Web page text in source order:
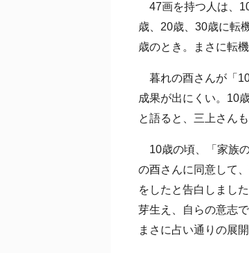
47画を持つ人は、
歳、20歳、30歳に転
歳のとき。まさに転
暮れの酉さんが「
成果が出にくい。10
と語ると、三上さん
10歳の頃、「家族
の酉さんに同意して
をしたと告白しまし
芽生え、自らの意志
まさに占い通りの展